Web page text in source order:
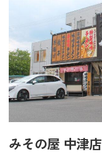
みその屋 中津店